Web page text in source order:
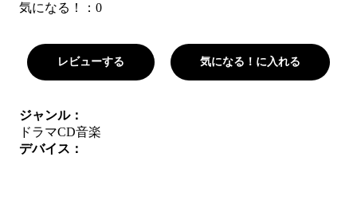
気になる！： 0
レビューする 気になる！に入れる
ジャンル：
ドラマCD音楽
デバイス：